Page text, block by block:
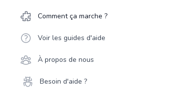
Comment ça marche ?
Voir les guides d'aide
À propos de nous
Besoin d'aide ?